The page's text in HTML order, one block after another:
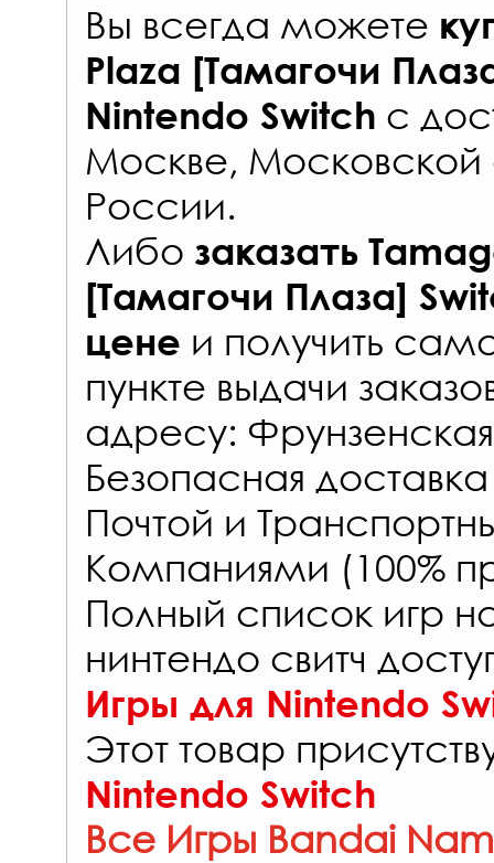
Вы всегда можете
Plaza [Тамагочи
Nintendo Switch с
Москве, Московской
России.
Либо заказать
[Тамагочи Плаза]
цене и получить
пункте выдачи
адресу:
Безопасная
Почтой и
Компаниями (100%
Полный список игр
нинтендо свитч
Игры для Nintendo
Этот товар
Nintendo Switch
Все Игры Bandai